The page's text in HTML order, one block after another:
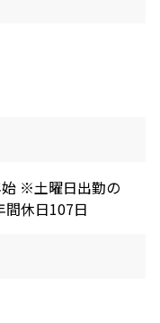
始 ※土曜日出勤の
間休日107日